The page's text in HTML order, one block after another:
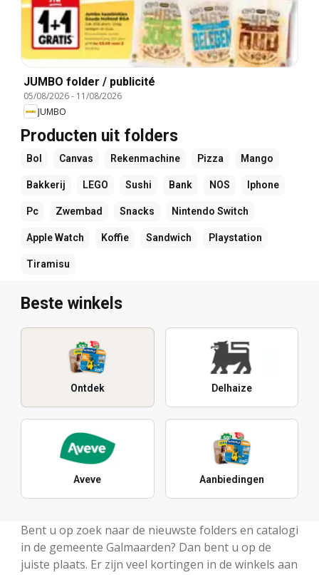
JUMBO folder / publicité
05/08/2026- 11/08/2026
JUMBO
Producten uit folders
Bol Canvas Rekenmachine Pizza Mango
Bakkerij LEGO Sushi Bank NOS Iphone
Pc Zwembad Snacks Nintendo Switch
Apple Watch Koffie Sandwich Playstation
Tiramisu
Beste winkels
Ontdek Delhaize
Aveve Aanbiedingen
Bent u op zoek naar de nieuwste folders en catalogi
in de gemeente Galmaarden? Dan bent u op de
juiste plaats. Er zijn veel kortingen in de winkels aan